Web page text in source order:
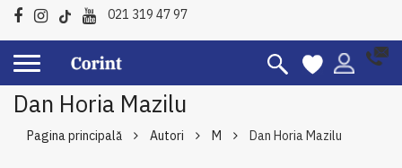
021 319 47 97
Dan Horia Mazilu
Pagina principală Autori M Dan Horia Mazilu